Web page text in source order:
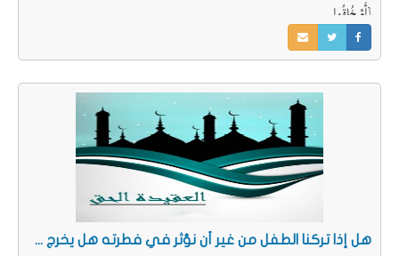
{أَمْ خُلِقُوا
هل إذا تركنا الطفل من غير أن نؤثر في فطرته هل يخرج موحدا؟